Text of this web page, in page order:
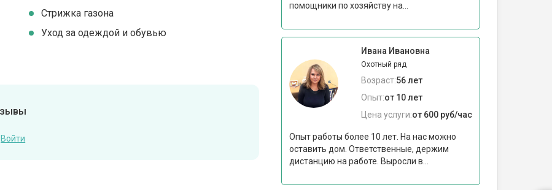
Стрижка газона
Уход за одеждой и обувью
Войти
помощники по хозяйству на...
Ивана Ивановна
Охотный ряд
Возраст:56 лет
Опыт:от 10 лет
Цена услуги:от 600 руб/час
Опыт работы более 10 лет. На нас можно
оставить дом. Ответственные, держим
дистанцию на работе. Выросли в...